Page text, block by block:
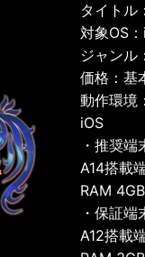
タイトル
対象OS
ジャンル
価格：基
動作環境
iOS
・推奨端
A14搭載
RAM
・保証端
A12搭載